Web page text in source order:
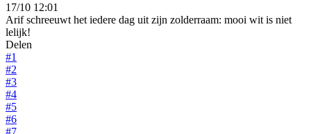
17/10 12:01
Arif schreeuwt het iedere dag uit zijn zolderraam: mooi wit is niet
lelijk!
Delen
#1
#2
#3
#4
#5
#6
#7